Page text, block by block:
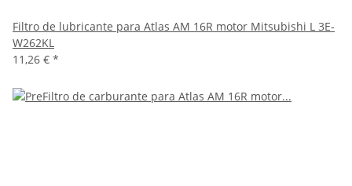
Filtro de lubricante para Atlas AM 16R motor Mitsubishi L 3E-
W262KL
11,26 € *